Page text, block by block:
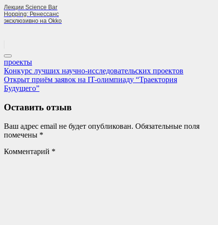
Лекции Science Bar
Hopping: Ренессанс
эксклюзивно на Okko
проекты
Навигация
по
Previous
Post:
Конкурс лучших научно-исследовательских проектов
Next
Post:
Открыт приём заявок на IT-олимпиаду “Траектория
Будущего”
Оставить отзыв
Ваш адрес email не будет опубликован. Обязательные поля
помечены *
Комментарий *